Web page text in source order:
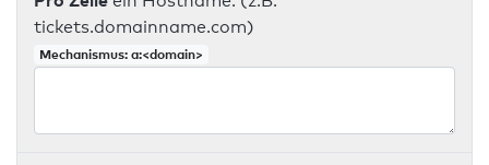
tickets.domainname.com)
Mechanismus: a:<domain>